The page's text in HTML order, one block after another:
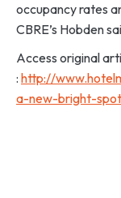
occupancy rates
CBRE’s Hobden
Access original
: http://
a-new-bright-